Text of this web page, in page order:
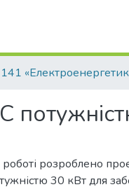
розроблено
30 кВт для